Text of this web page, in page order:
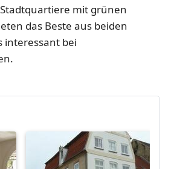
mit grünen
das Beste aus beiden
interessant bei